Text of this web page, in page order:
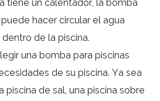
tiene un calentador, la bomba
hacer circular el agua
de la piscina.
una bomba para piscinas
de su piscina. Ya sea
piscina de sal, una piscina sobre